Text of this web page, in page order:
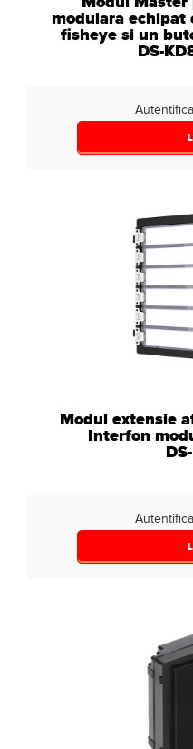
modulara echipat
fisheye si un
DS-
Modul extensie
Interfon